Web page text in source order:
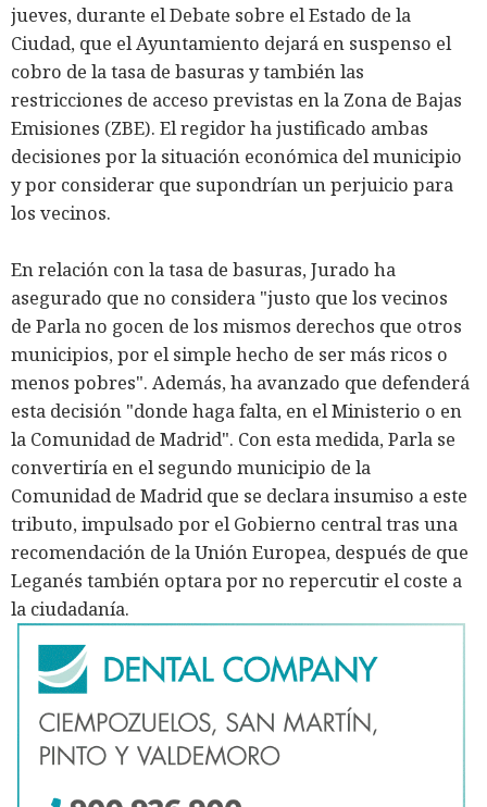
jueves, durante el Debate sobre el Estado de la
Ciudad, que el Ayuntamiento dejará en suspenso el
cobro de la tasa de basuras y también las
restricciones de acceso previstas en la Zona de Bajas
Emisiones (ZBE). El regidor ha justificado ambas
decisiones por la situación económica del municipio
y por considerar que supondrían un perjuicio para
los vecinos.
En relación con la tasa de basuras, Jurado ha
asegurado que no considera "justo que los vecinos
de Parla no gocen de los mismos derechos que otros
municipios, por el simple hecho de ser más ricos o
menos pobres". Además, ha avanzado que defenderá
esta decisión "donde haga falta, en el Ministerio o en
la Comunidad de Madrid". Con esta medida, Parla se
convertiría en el segundo municipio de la
Comunidad de Madrid que se declara insumiso a este
tributo, impulsado por el Gobierno central tras una
recomendación de la Unión Europea, después de que
Leganés también optara por no repercutir el coste a
la ciudadanía.